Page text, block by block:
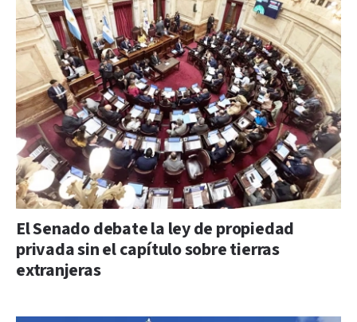
El Senado debate la ley de propiedad
privada sin el capítulo sobre tierras
extranjeras